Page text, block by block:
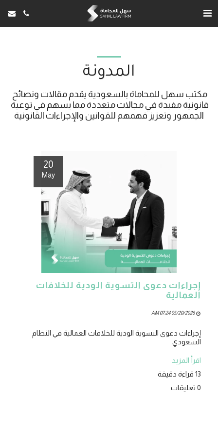
المدونة
الجمهور وتعزيز فهمهم للقوانين والإجراءات القانونية
20
May
إجراءات دعوى التسوية الودية للخلافات
العمالية
05/20/2026 07:24 AM
إجراءات دعوى التسوية الودية للخلافات العمالية في النظام
السعودي
اقرأ المزيد
13 قراءة دقيقة
0 تعليقات